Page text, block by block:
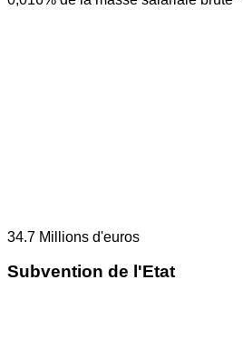
34.7 Millions d'euros
Subvention de l'Etat